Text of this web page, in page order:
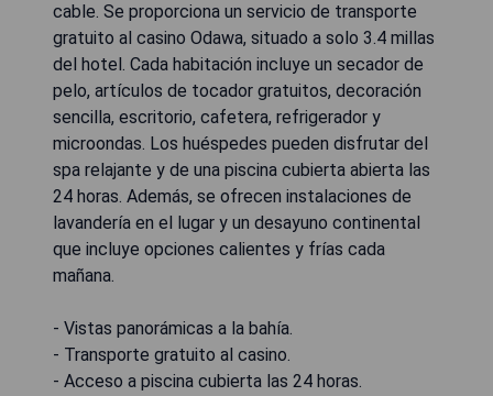
cable. Se proporciona un servicio de transporte
gratuito al casino Odawa, situado a solo 3.4 millas
del hotel. Cada habitación incluye un secador de
pelo, artículos de tocador gratuitos, decoración
sencilla, escritorio, cafetera, refrigerador y
microondas. Los huéspedes pueden disfrutar del
spa relajante y de una piscina cubierta abierta las
24 horas. Además, se ofrecen instalaciones de
lavandería en el lugar y un desayuno continental
que incluye opciones calientes y frías cada
mañana.
- Vistas panorámicas a la bahía.
- Transporte gratuito al casino.
- Acceso a piscina cubierta las 24 horas.